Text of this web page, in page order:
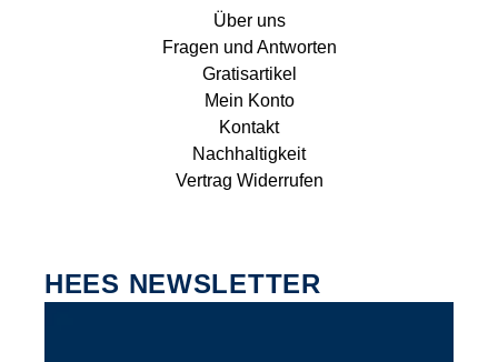
Über uns
Fragen und Antworten
Gratisartikel
Mein Konto
Kontakt
Nachhaltigkeit
Vertrag Widerrufen
HEES NEWSLETTER